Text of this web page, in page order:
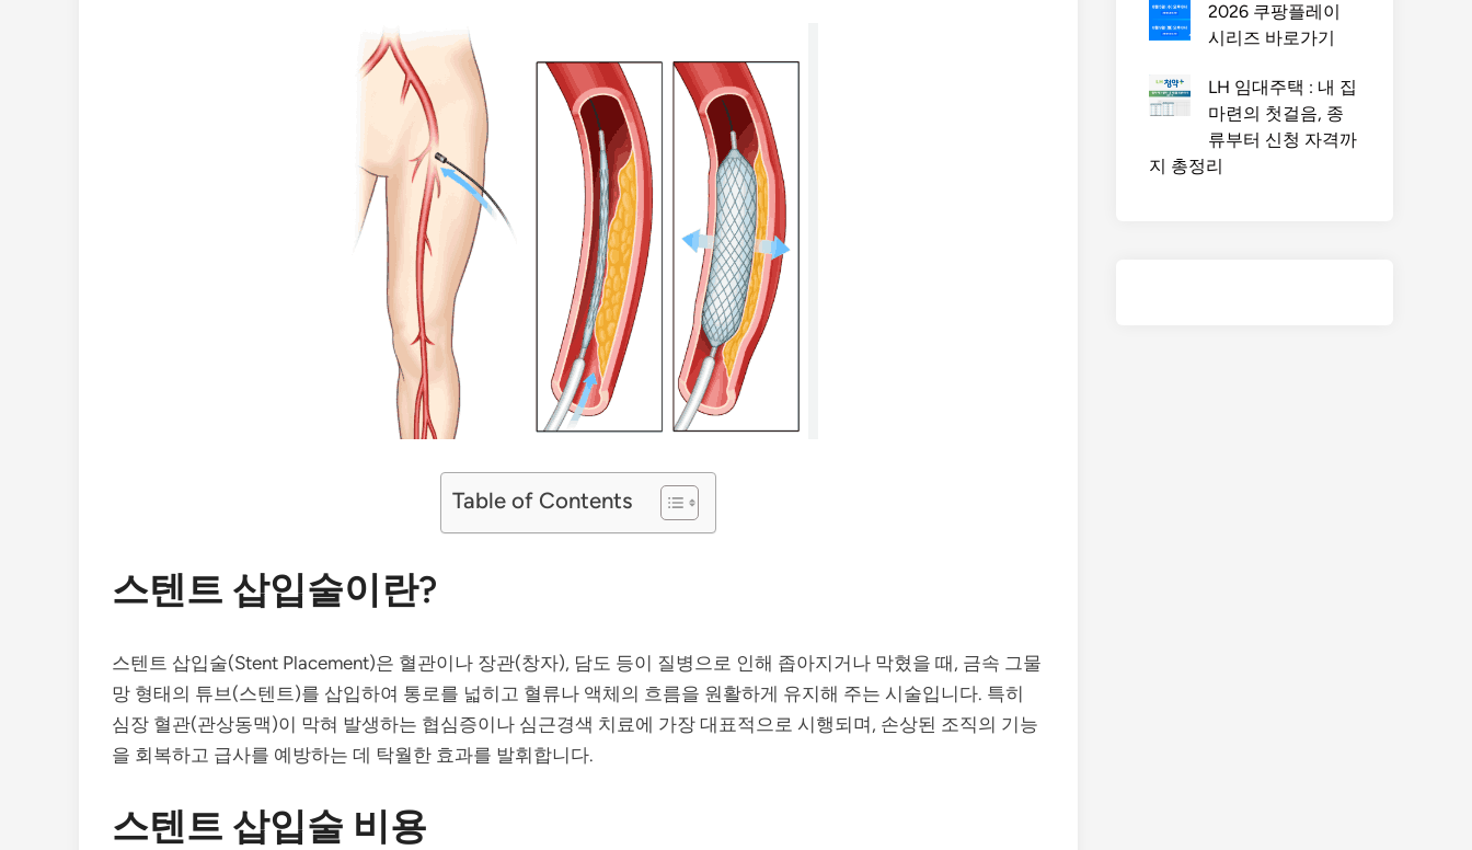
Table of Contents
스텐트 삽입술이란?
스텐트 삽입술(Stent Placement)은 혈관이나 장관(창자), 담도 등이 질병으로 인해 좁아지거나 막혔을 때, 금속 그물
망 형태의 튜브(스텐트)를 삽입하여 통로를 넓히고 혈류나 액체의 흐름을 원활하게 유지해 주는 시술입니다. 특히
심장 혈관(관상동맥)이 막혀 발생하는 협심증이나 심근경색 치료에 가장 대표적으로 시행되며, 손상된 조직의 기능
을 회복하고 급사를 예방하는 데 탁월한 효과를 발휘합니다.
스텐트 삽입술 비용
2026 쿠팡플레이
시리즈 바로가기
LH 임대주택 : 내 집
마련의 첫걸음, 종
류부터 신청 자격까
지 총정리